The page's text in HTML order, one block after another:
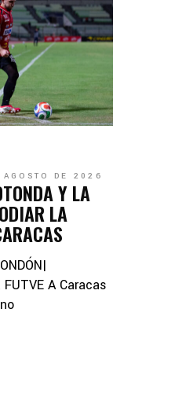
DE 2026
Y LA
LA
A Caracas